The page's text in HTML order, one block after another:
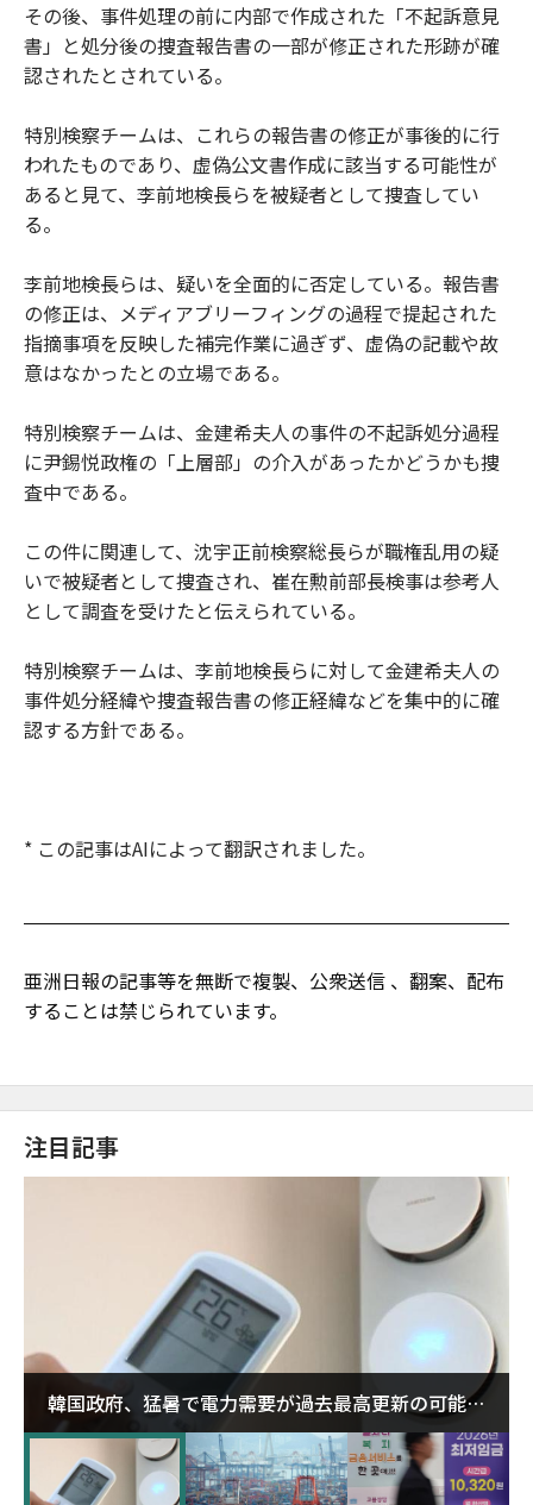
その後、事件処理の前に内部で作成された「不起訴意見
書」と処分後の捜査報告書の一部が修正された形跡が確
認されたとされている。
特別検察チームは、これらの報告書の修正が事後的に行
われたものであり、虚偽公文書作成に該当する可能性が
あると見て、李前地検長らを被疑者として捜査してい
る。
李前地検長らは、疑いを全面的に否定している。報告書
の修正は、メディアブリーフィングの過程で提起された
指摘事項を反映した補完作業に過ぎず、虚偽の記載や故
意はなかったとの立場である。
特別検察チームは、金建希夫人の事件の不起訴処分過程
に尹錫悦政権の「上層部」の介入があったかどうかも捜
査中である。
この件に関連して、沈宇正前検察総長らが職権乱用の疑
いで被疑者として捜査され、崔在勲前部長検事は参考人
として調査を受けたと伝えられている。
特別検察チームは、李前地検長らに対して金建希夫人の
事件処分経緯や捜査報告書の修正経緯などを集中的に確
認する方針である。
* この記事はAIによって翻訳されました。
亜洲日報の記事等を無断で複製、公衆送信 、翻案、配布
することは禁じられています。
注目記事
韓国政府、猛暑で電力需要が過去最高更新の可能性
に需給対応体制を点検